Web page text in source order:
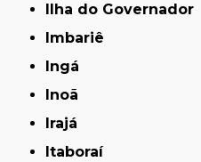
Ilha do Governador
Imbariê
Ingá
Inoã
Irajá
Itaboraí